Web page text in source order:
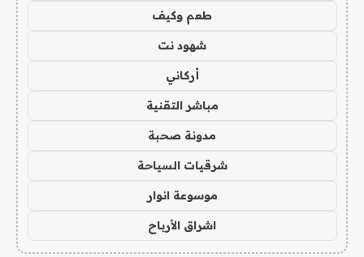
طعم وكيف
شهود نت
أركاني
مباشر التقنية
مدونة صحبة
شرقيات السياحة
موسوعة انوار
اشراق الأرباح